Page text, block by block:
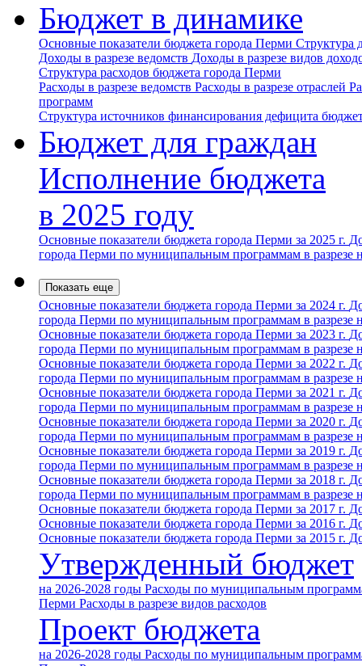
Бюджет в динамике
Основные показатели бюджета города Перми Структура
Доходы в разрезе ведомств Доходы в разрезе видов
Структура расходов бюджета города Перми
Расходы в разрезе ведомств Расходы в разрезе отраслей
программ
Структура источников финансирования дефицита
Бюджет для граждан
Исполнение бюджета
в 2025 году
Основные показатели бюджета города Перми за 2025 г.
города Перми по муниципальным программам в разрезе
Показать еще
Основные показатели бюджета города Перми за 2024 г.
города Перми по муниципальным программам в разрезе
Основные показатели бюджета города Перми за 2023 г.
города Перми по муниципальным программам в разрезе
Основные показатели бюджета города Перми за 2022 г.
города Перми по муниципальным программам в разрезе
Основные показатели бюджета города Перми за 2021 г.
города Перми по муниципальным программам в разрезе
Основные показатели бюджета города Перми за 2020 г.
города Перми по муниципальным программам в разрезе
Основные показатели бюджета города Перми за 2019 г.
города Перми по муниципальным программам в разрезе
Основные показатели бюджета города Перми за 2018 г.
города Перми по муниципальным программам в разрезе
Основные показатели бюджета города Перми за 2017 г.
Основные показатели бюджета города Перми за 2016 г.
Основные показатели бюджета города Перми за 2015 г.
Утвержденный бюджет
на 2026-2028 годы Расходы по муниципальным
Перми Расходы в разрезе видов расходов
Проект бюджета
на 2026-2028 годы Расходы по муниципальным